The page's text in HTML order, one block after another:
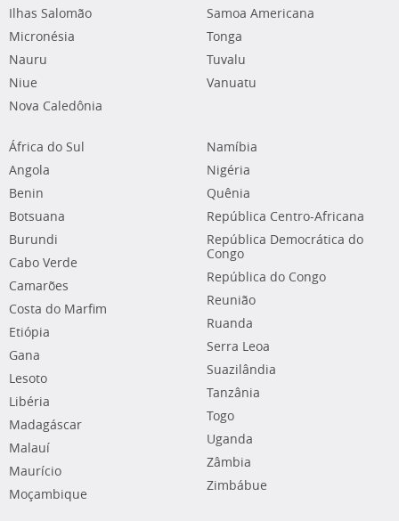
Ilhas Salomão
Micronésia
Nauru
Niue
Nova Caledônia
Samoa Americana
Tonga
Tuvalu
Vanuatu
África do Sul
Angola
Benin
Botsuana
Burundi
Cabo Verde
Camarões
Costa do Marfim
Etiópia
Gana
Lesoto
Libéria
Madagáscar
Malauí
Maurício
Moçambique
Namíbia
Nigéria
Quênia
República Centro-Africana
República Democrática do
Congo
República do Congo
Reunião
Ruanda
Serra Leoa
Suazilândia
Tanzânia
Togo
Uganda
Zâmbia
Zimbábue